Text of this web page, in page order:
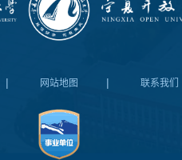
| 网站地图 | 联系我们